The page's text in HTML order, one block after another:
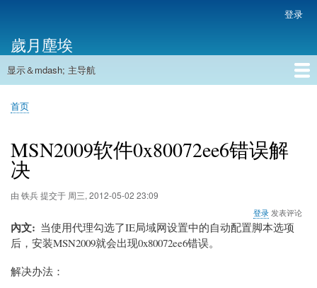
主
内
帐
户
菜
单
登录
歲月塵埃
主
航
显示＆mdash; 主导航
首页
面
屑
首页
MSN2009软件0x80072ee6错误解
决
由 铁兵提交于 周三, 2012-05-02 23:09
登录 发表评论
內文
当使用代理勾选了IE局域网设置中的自动配置脚本选项
后，安装MSN2009就会出现0x80072ee6错误。
解决办法：